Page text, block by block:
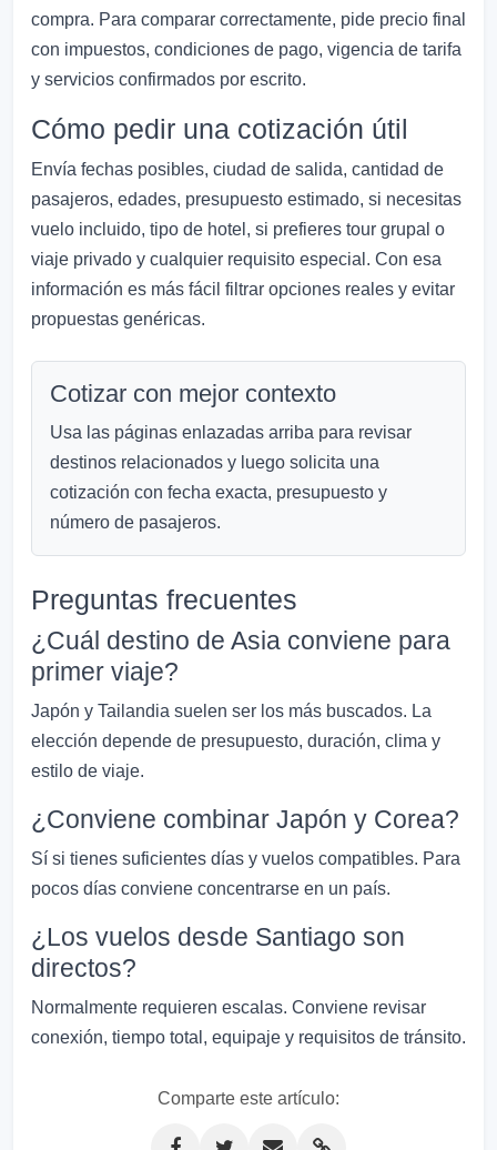
compra. Para comparar correctamente, pide precio final
con impuestos, condiciones de pago, vigencia de tarifa
y servicios confirmados por escrito.
Cómo pedir una cotización útil
Envía fechas posibles, ciudad de salida, cantidad de
pasajeros, edades, presupuesto estimado, si necesitas
vuelo incluido, tipo de hotel, si prefieres tour grupal o
viaje privado y cualquier requisito especial. Con esa
información es más fácil filtrar opciones reales y evitar
propuestas genéricas.
Cotizar con mejor contexto
Usa las páginas enlazadas arriba para revisar
destinos relacionados y luego solicita una
cotización con fecha exacta, presupuesto y
número de pasajeros.
Preguntas frecuentes
¿Cuál destino de Asia conviene para
primer viaje?
Japón y Tailandia suelen ser los más buscados. La
elección depende de presupuesto, duración, clima y
estilo de viaje.
¿Conviene combinar Japón y Corea?
Sí si tienes suficientes días y vuelos compatibles. Para
pocos días conviene concentrarse en un país.
¿Los vuelos desde Santiago son
directos?
Normalmente requieren escalas. Conviene revisar
conexión, tiempo total, equipaje y requisitos de tránsito.
Comparte este artículo: